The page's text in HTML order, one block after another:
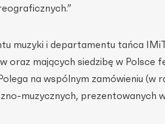
muzyki i departamentu tańca
mających siedzibę w Polsce
na wspólnym zamówieniu (w
muzycznych, prezentowanych